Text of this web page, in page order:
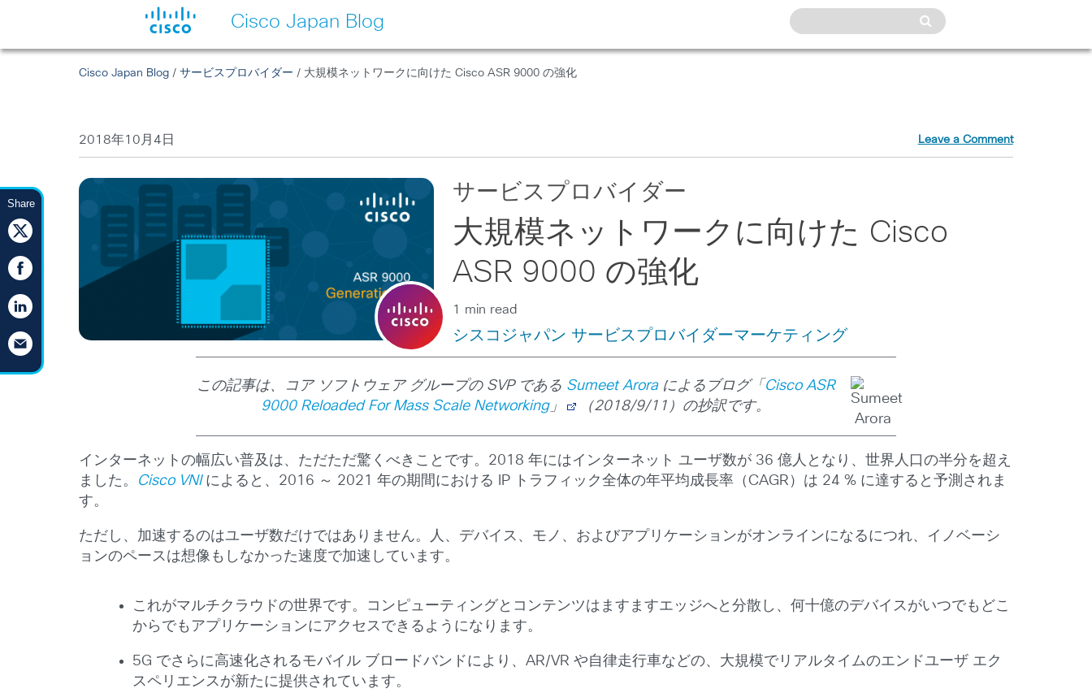
Cisco Japan Blog
Share
Cisco Japan Blog /サービスプロバイダー / 大規模ネットワークに向けた Cisco ASR 9000 の強化
2018年10月4日 Leave a Comment
サービスプロバイダー
大規模ネットワークに向けた Cisco
ASR 9000 の強化
1 min read
シスコジャパン サービスプロバイダーマーケティング
この記事は、コア ソフトウェア グループの SVP である Sumeet Aroraによるブログ「 Cisco ASR
9000 Reloaded For Mass Scale Networking」 （2018/9/11）の抄訳です。
インターネットの幅広い普及は、ただただ驚くべきことです。2018 年にはインターネット ユーザ数が 36 億人となり、世界人口の半分を超え
ました。 Cisco VNIによると、2016 ～ 2021 年の期間における IP トラフィック全体の年平均成長率（CAGR）は 24 % に達すると予測されま
す。
ただし、加速するのはユーザ数だけではありません。人、デバイス、モノ、およびアプリケーションがオンラインになるにつれ、イノベーシ
ョンのペースは想像もしなかった速度で加速しています。
これがマルチクラウドの世界です。コンピューティングとコンテンツはますますエッジへと分散し、何十億のデバイスがいつでもどこ
からでもアプリケーションにアクセスできるようになります。
5G でさらに高速化されるモバイル ブロードバンドにより、AR/VR や自律走行車などの、大規模でリアルタイムのエンドユーザ エク
スペリエンスが新たに提供されています。